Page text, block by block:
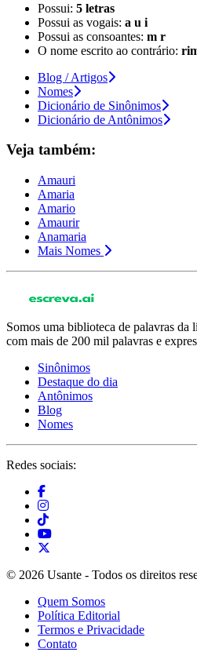
Possui: 5 letras
Possui as vogais: a u i
Possui as consoantes: m r
O nome escrito ao contrário:
Blog / Artigos
Nomes
Dicionário de Sinônimos
Dicionário de Antônimos
Veja também:
Amauri
Amaria
Amario
Amaurir
Anamaria
Mais Nomes
Somos uma biblioteca de palavras da
com mais de 200 mil palavras e
Sinônimos
Destaque do dia
Antônimos
Blog
Nomes
Redes sociais:
© 2026 Usante - Todos os direitos
Quem Somos
Política Editorial
Termos e Privacidade
Contato